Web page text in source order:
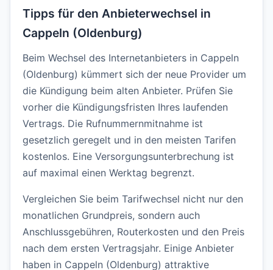
Tipps für den Anbieterwechsel in
Cappeln (Oldenburg)
Beim Wechsel des Internetanbieters in Cappeln
(Oldenburg) kümmert sich der neue Provider um
die Kündigung beim alten Anbieter. Prüfen Sie
vorher die Kündigungsfristen Ihres laufenden
Vertrags. Die Rufnummernmitnahme ist
gesetzlich geregelt und in den meisten Tarifen
kostenlos. Eine Versorgungsunterbrechung ist
auf maximal einen Werktag begrenzt.
Vergleichen Sie beim Tarifwechsel nicht nur den
monatlichen Grundpreis, sondern auch
Anschlussgebühren, Routerkosten und den Preis
nach dem ersten Vertragsjahr. Einige Anbieter
haben in Cappeln (Oldenburg) attraktive